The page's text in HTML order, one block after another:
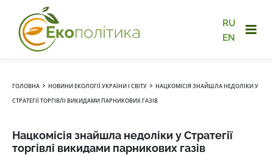
RU
EN
ГОЛОВНА › НОВИНИ ЕКОЛОГІЇ УКРАЇНИ І СВІТУ › НАЦКОМІСІЯ ЗНАЙШЛА НЕДОЛІКИ У
СТРАТЕГІЇ ТОРГІВЛІ ВИКИДАМИ ПАРНИКОВИХ ГАЗІВ
Нацкомісія знайшла недоліки у Стратегії
торгівлі викидами парникових газів